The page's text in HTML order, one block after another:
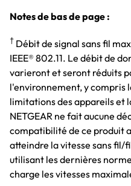
Notes de bas de page :
† Débit de signal sans fil
IEEE® 802.11. Le débit de
varieront et seront réduits
l'environnement, y compris
limitations des appareils et
NETGEAR ne fait aucune
compatibilité de ce produit
atteindre la vitesse sans fil/
utilisant les dernières
charge les vitesses